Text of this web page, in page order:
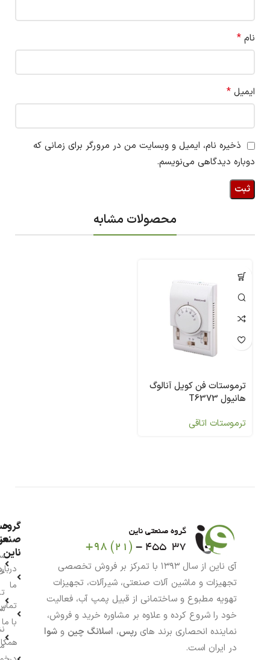
نام *
ایمیل *
ذخیره نام، ایمیل و وبسایت من در مرورگر برای زمانی که
دوباره دیدگاهی می‌نویسم.
محصولات مشابه
ترموستات فن کویل آنالوگ
هانیول T6373
ترموستات اتاقی
آی ناین از سال ۱۳۹۳ با تمرکز بر فروش تخصصی
تجهیزات و ماشین آلات صنعتی، شیرآلات، تجهیزات
تهویه مطبوع و ساختمانی از قبیل پمپ آب، فعالیت
خود را شروع کرده و علاوه بر مشاوره خرید و فروش،
نماینده انحصاری برند های رپس، اسلانگ چین و شوا
در ایران است.
گروه
ناین
ما
با ما